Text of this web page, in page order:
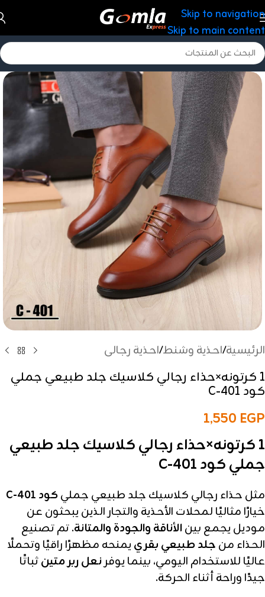
Skip to navigation
Skip to main content
الرئيسية/احذية وشنط/احذية رجالى
1 كرتونه×حذاء رجالي كلاسيك جلد طبيعي جملي
كود C-401
1,550 EGP
1 كرتونه×حذاء رجالي كلاسيك جلد طبيعي
جملي كود C-401
مثل حذاء رجالي كلاسيك جلد طبيعي جمليكود C-401
خيارًا مثاليًا لمحلات الأحذية والتجار الذين يبحثون عن
موديل يجمع بينالأناقة والجودة والمتانة. تم تصنيع
الحذاء من جلد طبيعي بقري يمنحه مظهرًا راقيًا وتحملًا
عاليًا للاستخدام اليومي، بينما يوفرنعل ربر متينثباتًا
جيدًا وراحة أثناء الحركة.